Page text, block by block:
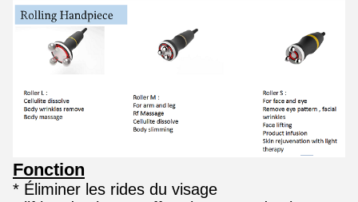
Fonction
* Éliminer les rides du visage